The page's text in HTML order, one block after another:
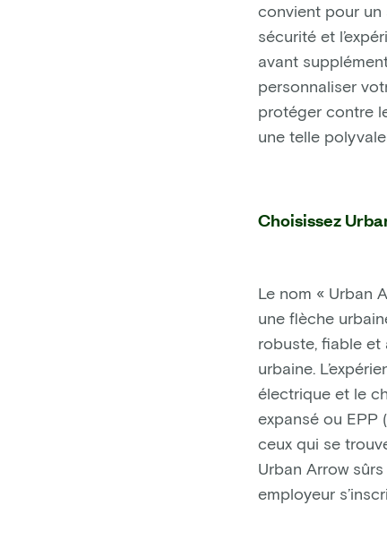
convient pour un
sécurité et
avant
personnaliser
protéger contre
une telle
Choisissez
Le nom « Urban
une flèche
robuste, fiable et
urbaine.
électrique et le
expansé ou EPP
ceux qui se
Urban Arrow
employeur